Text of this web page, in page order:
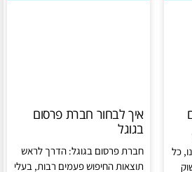
כל
איך לבחור חברת פרסום
בגוגל
חברת פרסום בגוגל: הדרך לראש
תוצאות החיפוש פעמים רבות, בעלי